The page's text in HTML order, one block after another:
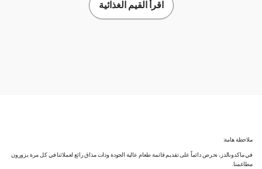
اقرأ القيم الغذائية
ملاحظة هامة:
في ماكدونالدز، نحرص دائماً على تقديم قائمة طعام عالية الجودة وذات مذاق رائع لعملائنا في كل مرة يزورون
مطاعمنا.